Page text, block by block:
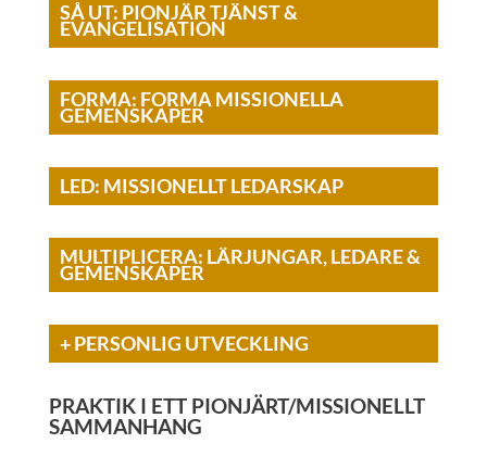
SÅ UT: PIONJÄR TJÄNST &
EVANGELISATION
FORMA: FORMA MISSIONELLA
GEMENSKAPER
LED: MISSIONELLT LEDARSKAP
MULTIPLICERA: LÄRJUNGAR, LEDARE &
GEMENSKAPER
+ PERSONLIG UTVECKLING
PRAKTIK I ETT PIONJÄRT/MISSIONELLT
SAMMANHANG